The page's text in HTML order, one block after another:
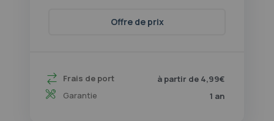
Frais de port
à partir de 4,99€
Garantie
1 an
Offre de prix